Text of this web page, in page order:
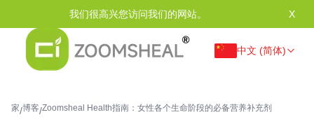
我们很高兴您访问我们的网站。 X
中文 (简体)
家/博客/Zoomsheal Health指南：女性各个生命阶段的必备营养补充剂